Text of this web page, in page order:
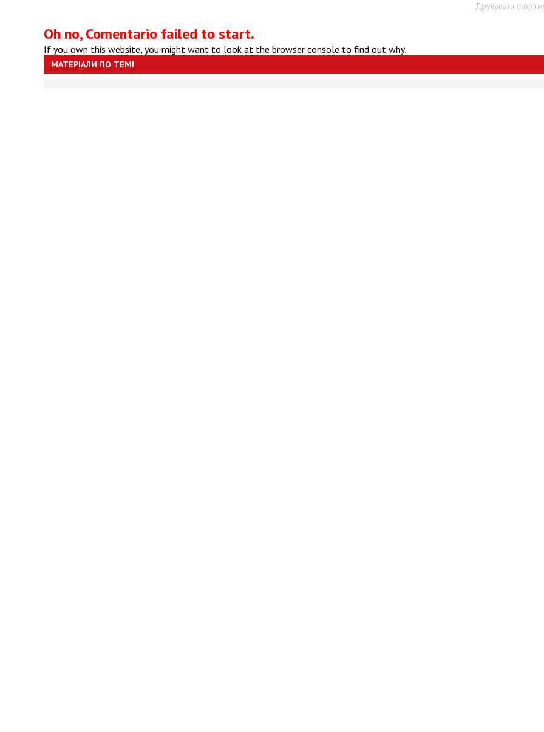
Друкувати
Oh no, Comentario failed to start.
If you own this website, you might want to look at the browser console to find out why.
МАТЕРІАЛИ ПО ТЕМІ